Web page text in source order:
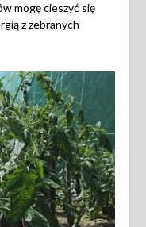
mogę cieszyć się
z zebranych